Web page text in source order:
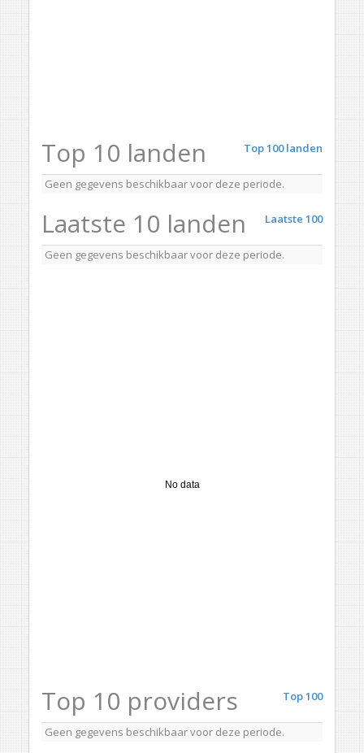
Top 100 landen
Top 10 landen
Geen gegevens beschikbaar voor deze periode.
Laatste 100
Laatste 10 landen
Geen gegevens beschikbaar voor deze periode.
No data
Top 100
Top 10 providers
Geen gegevens beschikbaar voor deze periode.